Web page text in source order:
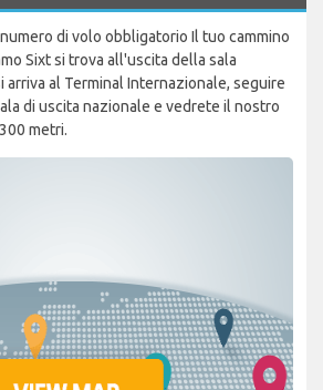
di volo obbligatorio Il tuo cammino
Sixt si trova all'uscita della sala
arriva al Terminal Internazionale, seguire
di uscita nazionale e vedrete il nostro
metri.